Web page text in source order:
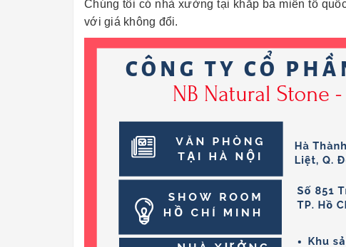
Chúng tôi có nhà xưởng tại khắp ba miền tổ
với giá không đổi.